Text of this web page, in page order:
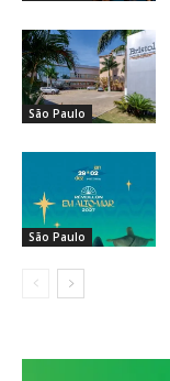
São Paulo
São Paulo